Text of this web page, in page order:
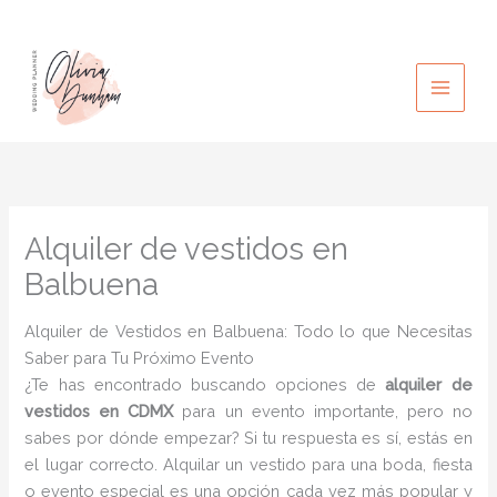
contenido
Alquiler de vestidos en
Balbuena
Alquiler de Vestidos en Balbuena: Todo lo que Necesitas
Saber para Tu Próximo Evento
¿Te has encontrado buscando opciones dealquiler de
vestidos en CDMXpara un evento importante, pero no
sabes por dónde empezar? Si tu respuesta es sí, estás en
el lugar correcto. Alquilar un vestido para una boda, fiesta
o evento especial es una opción cada vez más popular y